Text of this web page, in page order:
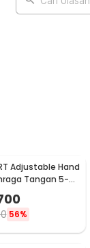
Adjustable Hand
Tangan 5-
56%